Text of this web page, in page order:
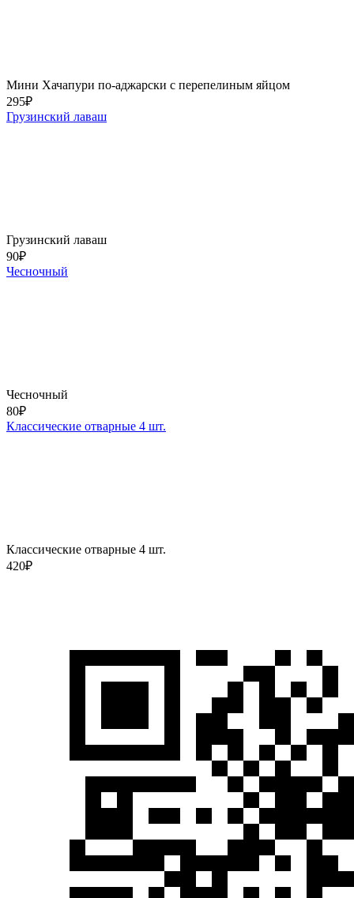
Мини Хачапури по-аджарски с перепелиным яйцом
295₽
Грузинский лаваш
Грузинский лаваш
90₽
Чесночный
Чесночный
80₽
Классические отварные 4 шт.
Классические отварные 4 шт.
420₽